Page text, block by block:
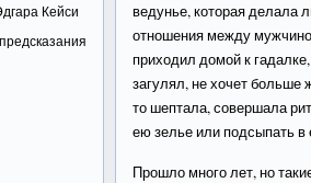
Кейси
ведунье, которая делала
отношения между
приходил домой к
загулял, не хочет больше
то шептала, совершала
ею зелье или подсыпать
Прошло много лет, но